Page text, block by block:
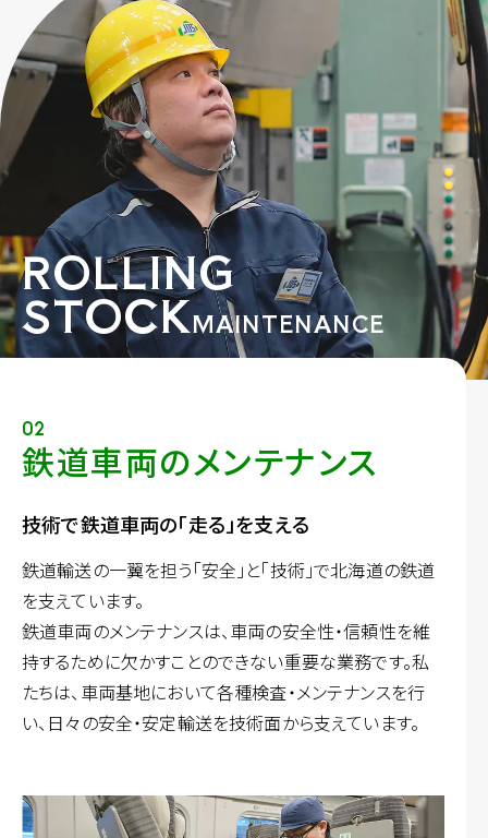
ROLLING
STOCKMAINTENANCE
02
鉄道車両のメンテナンス
技術で鉄道車両の「走る」を支える
鉄道輸送の一翼を担う「安全」と「技術」で北海道の鉄道
を支えています。
鉄道車両のメンテナンスは、車両の安全性・信頼性を維
持するために欠かすことのできない重要な業務です。私
たちは、車両基地において各種検査・メンテナンスを行
い、日々の安全・安定輸送を技術面から支えています。